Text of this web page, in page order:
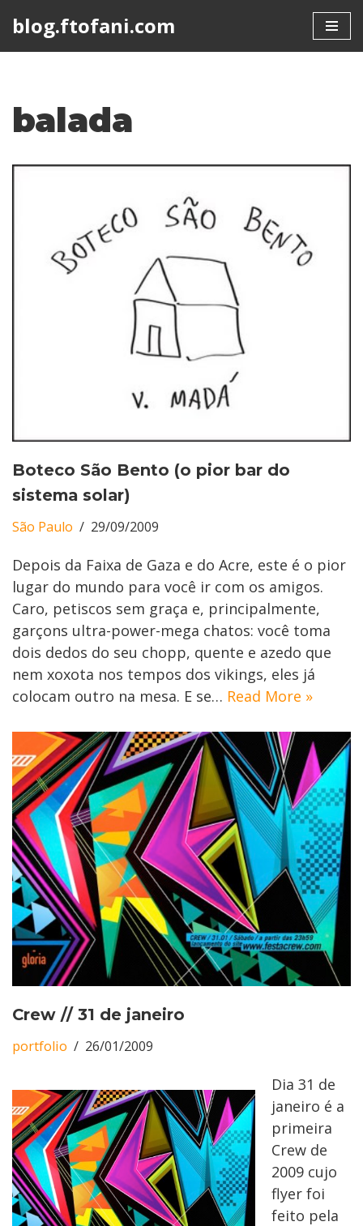
blog.ftofani.com
balada
Boteco São Bento (o pior bar do
sistema solar)
São Paulo 29/09/2009
Depois da Faixa de Gaza e do Acre, este é o pior
lugar do mundo para você ir com os amigos.
Caro, petiscos sem graça e, principalmente,
garçons ultra-power-mega chatos: você toma
dois dedos do seu chopp, quente e azedo que
nem xoxota nos tempos dos vikings, eles já
colocam outro na mesa. E se… Read More »
Crew // 31 de janeiro
portfolio 26/01/2009
Dia 31 de
janeiro é a
primeira
Crew de
2009 cujo
flyer foi
feito pela